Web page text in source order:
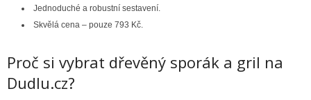
Jednoduché a robustní sestavení.
Skvělá cena – pouze 793 Kč.
Proč si vybrat dřevěný sporák a gril na
Dudlu.cz?